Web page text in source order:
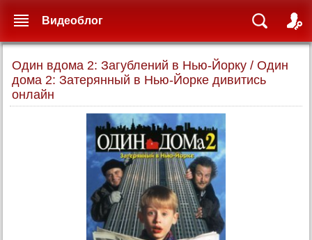
Один вдома 2: Загублений в Нью-Йорку / Один
дома 2: Затерянный в Нью-Йорке дивитись
онлайн
Видеоблог